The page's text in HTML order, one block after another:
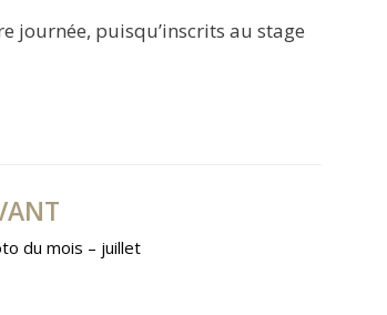
journée, puisqu’inscrits au stage
du mois – juillet